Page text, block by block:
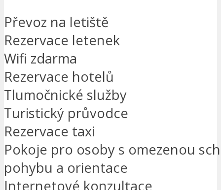
Převoz na letiště
Rezervace letenek
Wifi zdarma
Rezervace hotelů
Tlumočnické služby
Turistický průvodce
Rezervace taxi
Pokoje pro osoby s omezenou
pohybu a orientace
Internetové konzultace